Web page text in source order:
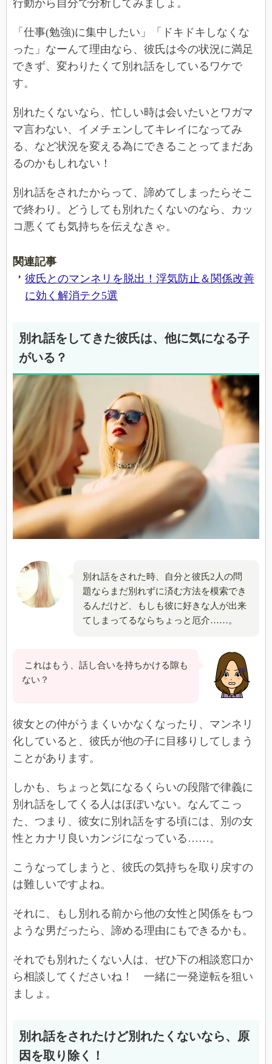
行動から自分で分析してみましょ。
「仕事(勉強)に集中したい」「ドキドキしなくな
った」なーんて理由なら、彼氏は今の状況に満足
できず、変わりたくて別れ話をしているワケで
す。
別れたくないなら、忙しい時は会いたいとワガマ
マ言わない、イメチェンしてキレイになってみ
る、など状況を変える為にできることってまだあ
るのかもしれない！
別れ話をされたからって、諦めてしまったらそこ
で終わり。どうしても別れたくないのなら、カッ
コ悪くても気持ちを伝えなきゃ。
関連記事
彼氏とのマンネリを脱出！浮気防止＆関係改善
に効く解消テク5選
別れ話をしてきた彼氏は、他に気になる子
がいる？
別れ話をされた時、自分と彼氏2人の問
題ならまだ別れずに済む方法を模索でき
るんだけど、もしも彼に好きな人が出来
てしまってるならちょっと厄介……。
これはもう、話し合いを持ちかける隙も
ない？
彼女との仲がうまくいかなくなったり、マンネリ
化していると、彼氏が他の子に目移りしてしまう
ことがあります。
しかも、ちょっと気になるくらいの段階で律義に
別れ話をしてくる人はほぼいない。なんてこっ
た、つまり、彼女に別れ話をする頃には、別の女
性とカナリ良いカンジになっている……。
こうなってしまうと、彼氏の気持ちを取り戻すの
は難しいですよね。
それに、もし別れる前から他の女性と関係をもつ
ような男だったら、諦める理由にもできるかも。
それでも別れたくない人は、ぜひ下の相談窓口か
ら相談してくださいね！ 一緒に一発逆転を狙い
ましょ。
別れ話をされたけど別れたくないなら、原
因を取り除く！